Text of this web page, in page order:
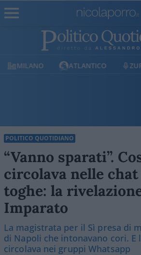
MILANO ATLANTICO
POLITICO QUOTIDIANO
“Vanno sparati”.
circolava nelle
toghe: la
Imparato
La magistrata per il Sì presa di
di Napoli che intonavano cori. E
circolava nei gruppi Whatsapp